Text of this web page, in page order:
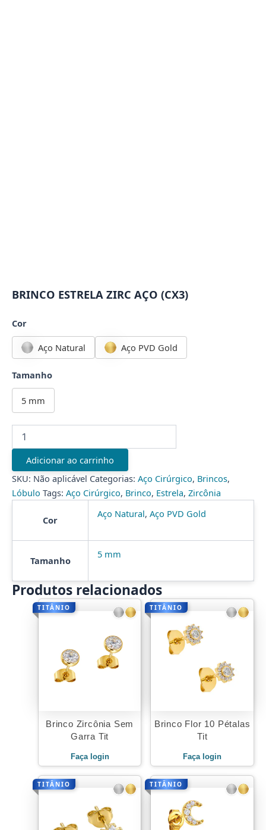
BRINCO ESTRELA ZIRC AÇO (CX3)
Cor
Aço Natural Aço PVD Gold
Tamanho
5 mm
ESTRELA
ZIRC
AÇO
(CX3)
quantidade
Adicionar ao carrinho
SKU: Não aplicável Categorias: Aço Cirúrgico, Brincos,
Lóbulo Tags: Aço Cirúrgico, Brinco, Estrela, Zircônia
Cor
Aço Natural, Aço PVD Gold
Tamanho
5 mm
Produtos relacionados
TITÂNIO
Brinco Zircônia Sem
Garra Tit
Faça login
TITÂNIO
Brinco Flor 10 Pétalas
Tit
Faça login
TITÂNIO TITÂNIO